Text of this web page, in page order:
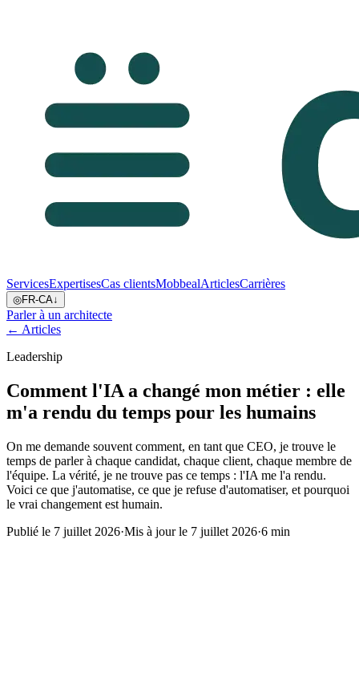
ServicesExpertisesCas clientsMobbealArticlesCarrières
◎FR-CA↓
Parler à un architecte
← Articles
Leadership
Comment l'IA a changé mon métier : elle
m'a rendu du temps pour les humains
On me demande souvent comment, en tant que CEO, je trouve le
temps de parler à chaque candidat, chaque client, chaque membre de
l'équipe. La vérité, je ne trouve pas ce temps : l'IA me l'a rendu.
Voici ce que j'automatise, ce que je refuse d'automatiser, et pourquoi
le vrai changement est humain.
Publié le 7 juillet 2026·Mis à jour le 7 juillet 2026·6 min